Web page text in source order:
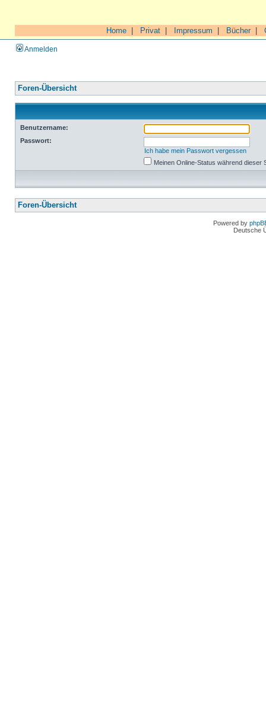
Home Privat Impressum Bücher|
Anmelden
Foren-Übersicht
Benutzername:
Passwort:
Ich habe mein Passwort vergessen
Meinen Online-Status während dieser
Foren-Übersicht
Powered by
Deutsche